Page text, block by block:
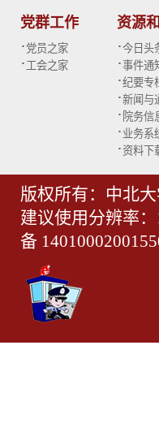
党群工作
· 党员之家
· 工会之家
资源
·今日头
·事件通
·纪要专
·新闻与
· 院务信
· 业务系
·资料下
版权所有：中北
建议使用分辨率
备